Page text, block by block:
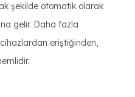
şekilde otomatik olarak
gelir. Daha fazla
eriştiğinden,